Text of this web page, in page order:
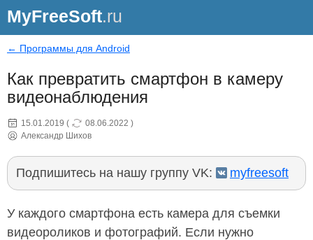
MyFreeSoft.ru
← Программы для Android
Как превратить смартфон в камеру
видеонаблюдения
15.01.2019 ( 08.06.2022 )
Александр Шихов
Подпишитесь на нашу группу VK: myfreesoft
У каждого смартфона есть камера для съемки
видеороликов и фотографий. Если нужно